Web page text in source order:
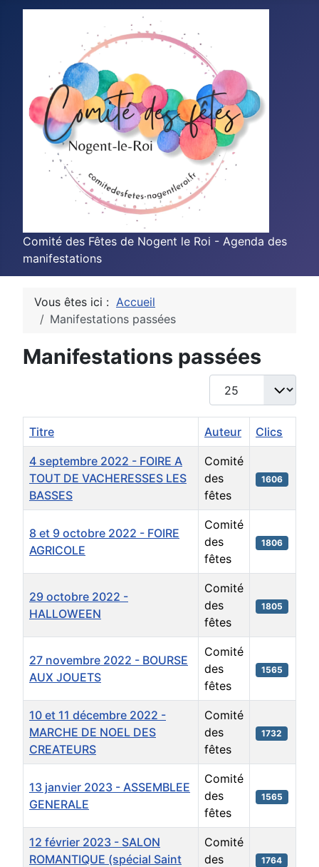
Comité des Fêtes de Nogent le Roi - Agenda des
manifestations
Vous êtes ici : Accueil
Manifestations passées
Manifestations passées
Afficher #
Titre Auteur Clics
4 septembre 2022 - FOIRE A
TOUT DE VACHERESSES LES
BASSES
Comité
des
fêtes
1606
8 et 9 octobre 2022 - FOIRE
AGRICOLE
Comité
des
fêtes
1806
29 octobre 2022 -
HALLOWEEN
Comité
des
fêtes
1805
27 novembre 2022 - BOURSE
AUX JOUETS
Comité
des
fêtes
1565
10 et 11 décembre 2022 -
MARCHE DE NOEL DES
CREATEURS
Comité
des
fêtes
1732
13 janvier 2023 - ASSEMBLEE
GENERALE
Comité
des
fêtes
1565
12 février 2023 - SALON
ROMANTIQUE (spécial Saint
Comité
des
1764